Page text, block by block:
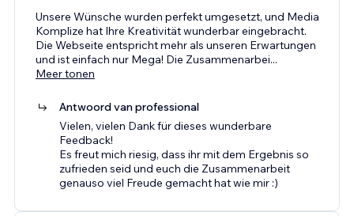
Unsere Wünsche wurden perfekt umgesetzt, und Media
Komplize hat Ihre Kreativität wunderbar eingebracht.
Die Webseite entspricht mehr als unseren Erwartungen
und ist einfach nur Mega! Die Zusammenarbei...
Meer tonen
Antwoord van professional
Vielen, vielen Dank für dieses wunderbare
Feedback!
Es freut mich riesig, dass ihr mit dem Ergebnis so
zufrieden seid und euch die Zusammenarbeit
genauso viel Freude gemacht hat wie mir :)